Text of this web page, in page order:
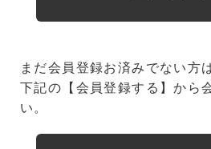
まだ会員登録お済みでない方
下記の【会員登録する】から
い。